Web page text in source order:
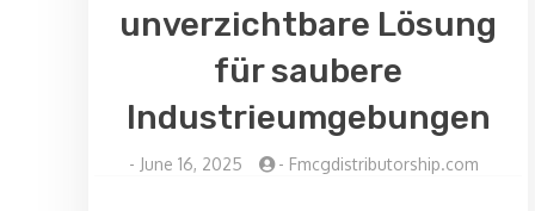
unverzichtbare Lösung
für saubere
Industrieumgebungen
- June 16, 2025 - Fmcgdistributorship.com